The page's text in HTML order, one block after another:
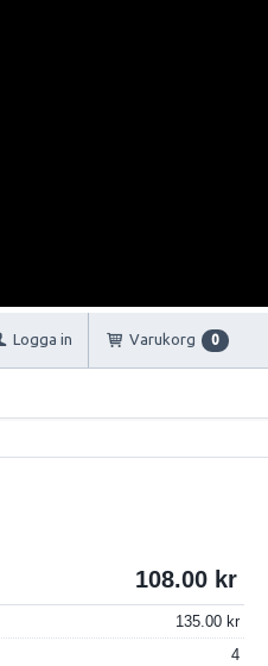
Logga in Varukorg 0
108.00
135.00
4